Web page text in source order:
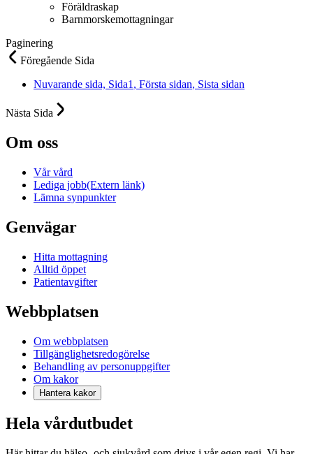
Föräldraskap
Barnmorskemottagningar
Paginering
Föregående Sida
Nuvarande sida, Sida1 , Första sidan, Sista sidan
Nästa Sida
Om oss
Vår vård
Lediga jobb(Extern länk)
Lämna synpunkter
Genvägar
Hitta mottagning
Alltid öppet
Patientavgifter
Webbplatsen
Om webbplatsen
Tillgänglighetsredogörelse
Behandling av personuppgifter
Om kakor
Hantera kakor
Hela vårdutbudet